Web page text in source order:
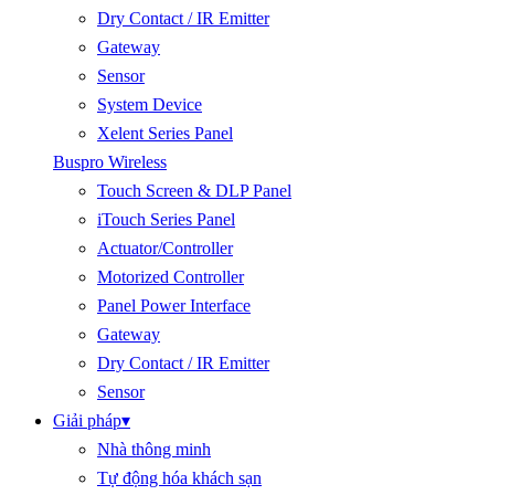
Dry Contact / IR Emitter
Gateway
Sensor
System Device
Xelent Series Panel
Buspro Wireless
Touch Screen & DLP Panel
iTouch Series Panel
Actuator/Controller
Motorized Controller
Panel Power Interface
Gateway
Dry Contact / IR Emitter
Sensor
Giải pháp▾
Nhà thông minh
Tự động hóa khách sạn